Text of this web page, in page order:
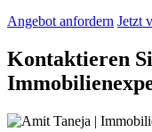
Angebot anfordern Jetzt
Kontaktieren